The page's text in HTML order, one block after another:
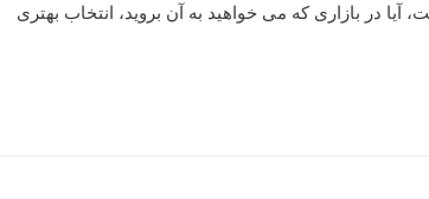
در بازاری که می خواهید به آن بروید، انتخاب بهتری